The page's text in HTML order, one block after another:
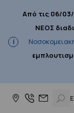
Από τις 06/
ΝΕΟΣ